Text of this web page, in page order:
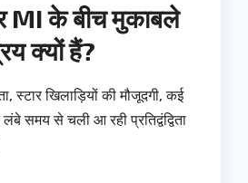
MI के बीच मुकाबले
क्यों हैं?
स्टार खिलाड़ियों की मौजूदगी, कई
समय से चली आ रही प्रतिद्वंद्विता